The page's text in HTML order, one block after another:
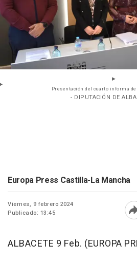
Presentación del cuarto informa
- DIPUTACIÓN DE
Europa Press Castilla-La Mancha
Viernes, 9 febrero 2024
Publicado: 13:45
ALBACETE 9 Feb. (EUROPA